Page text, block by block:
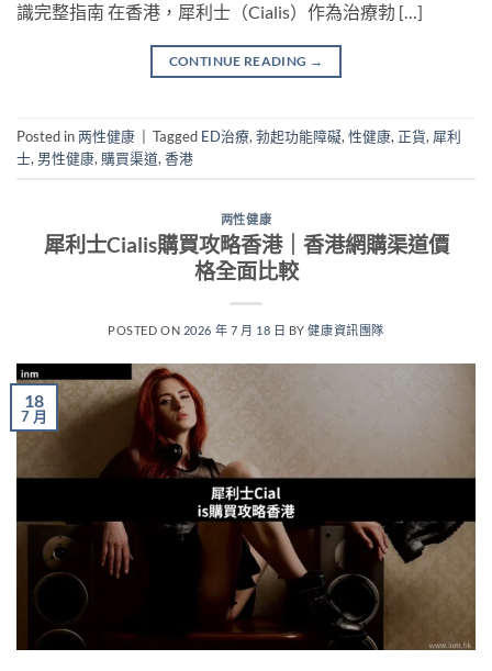
識完整指南 在香港，犀利士（Cialis）作為治療勃 […]
CONTINUE READING →
Posted in两性健康 Tagged ED治療,勃起功能障礙,性健康, 正貨, 犀利
士, 男性健康, 購買渠道,香港
两性健康
犀利士Cialis購買攻略香港｜香港網購渠道價
格全面比較
POSTED ON 2026 年 7 月 18 日 BY健康資訊團隊
18
7 月